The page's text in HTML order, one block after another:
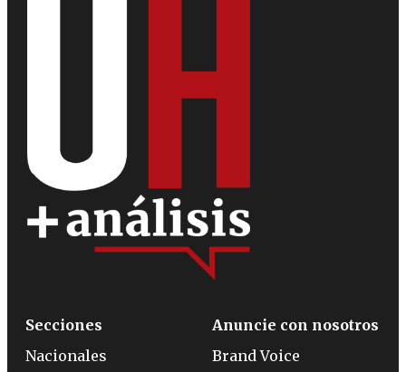
Secciones
Nacionales
Anuncie con nosotros
Brand Voice